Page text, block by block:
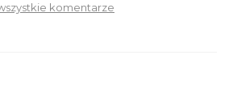
komentarze